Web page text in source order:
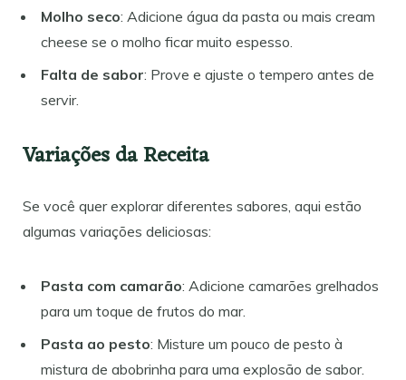
Molho seco: Adicione água da pasta ou mais cream
cheese se o molho ficar muito espesso.
Falta de sabor: Prove e ajuste o tempero antes de
servir.
Variações da Receita
Se você quer explorar diferentes sabores, aqui estão
algumas variações deliciosas:
Pasta com camarão: Adicione camarões grelhados
para um toque de frutos do mar.
Pasta ao pesto: Misture um pouco de pesto à
mistura de abobrinha para uma explosão de sabor.